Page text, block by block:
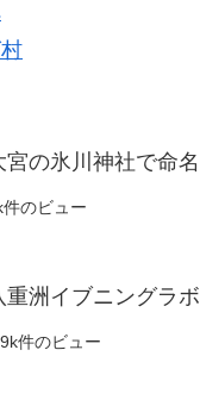
宮の氷川神社で命名
件のビュー
重洲イブニングラボ
件のビュー